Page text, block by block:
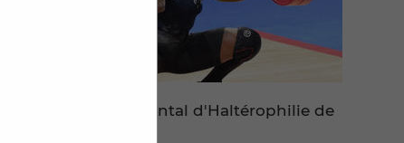
Comité Départemental d'Haltérophilie de